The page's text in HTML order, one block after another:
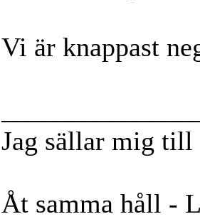
Vi är knappast
Jag sällar mig till
Åt samma håll -